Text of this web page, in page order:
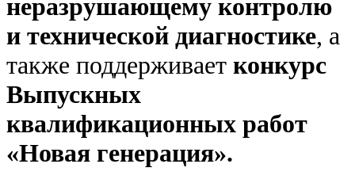
неразрушающему контролю
и технической диагностике, а
также поддерживает конкурс
Выпускных
квалификационных работ
«Новая генерация».